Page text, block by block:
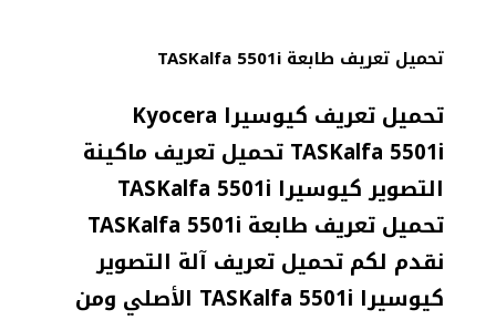
تحميل تعريف طابعة TASKalfa 5501i
تحميل تعريف كيوسيرا Kyocera
TASKalfa 5501i تحميل تعريف ماكينة
التصوير كيوسيرا TASKalfa 5501i
تحميل تعريف طابعة TASKalfa 5501i
نقدم لكم تحميل تعريف آلة التصوير
كيوسيرا TASKalfa 5501i الأصلي ومن